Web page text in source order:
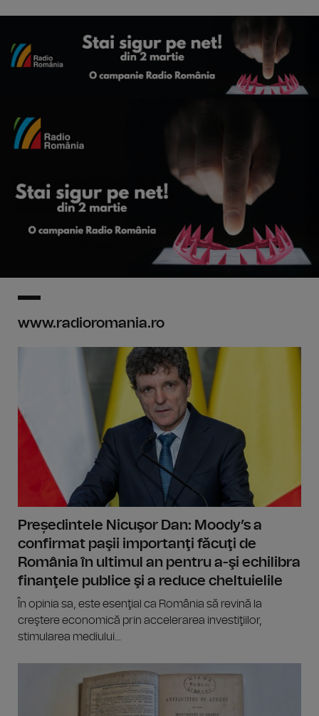
www.radioromania.ro
Președintele Nicuşor Dan: Moody’s a
confirmat paşii importanţi făcuţi de
România în ultimul an pentru a-şi echilibra
finanţele publice şi a reduce cheltuielile
În opinia sa, este esenţial ca România să revină la
creştere economică prin accelerarea investiţiilor,
stimularea mediului...